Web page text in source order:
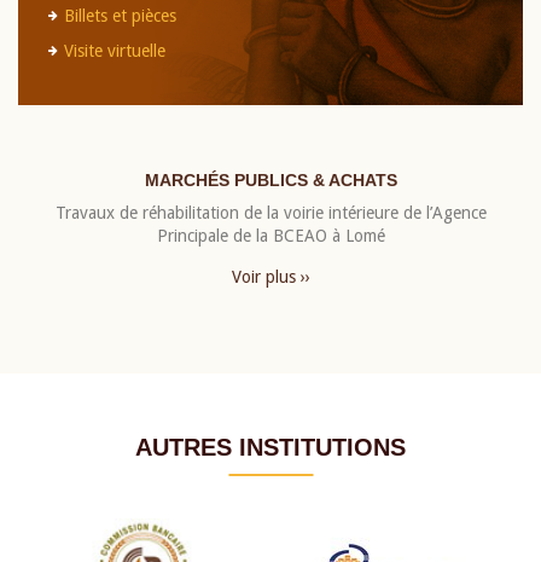
Billets et pièces
Visite virtuelle
MARCHÉS PUBLICS & ACHATS
Travaux de réhabilitation de la voirie intérieure de l’Agence
Principale de la BCEAO à Lomé
Voir plus ››
AUTRES INSTITUTIONS